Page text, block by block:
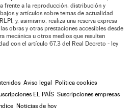
frente a la reproducción, distribución y
y artículos sobre temas de actualidad
y, asimismo, realiza una reserva expresa
obras y otras prestaciones accesibles desde
mecánica u otros medios que resulten
con el artículo 67.3 del Real Decreto - ley
Aviso legal
Política cookies
EL PAÍS Suscripciones empresas
Índice Noticias de hoy